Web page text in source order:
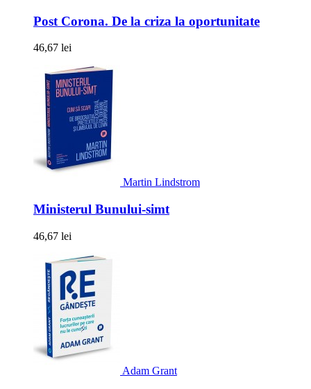
Post Corona. De la criza la oportunitate
46,67 lei
Martin Lindstrom
Ministerul Bunului-simt
46,67 lei
Adam Grant